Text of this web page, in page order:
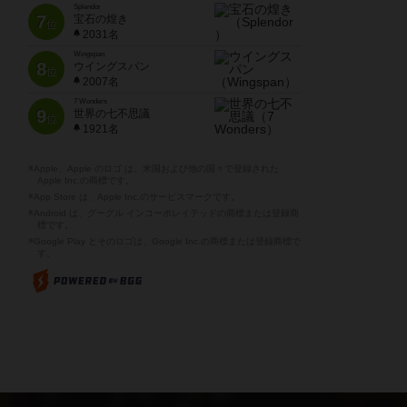
7位
宝石の煌き
2031名
8位
Wingspan
ウイングスパン
2007名
9位
7 Wonders
世界の七不思議
1921名